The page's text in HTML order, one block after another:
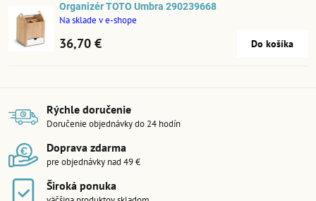
Organizér TOTO Umbra 290239668
Na sklade v e-shope
36,70 € Do košíka
Rýchle doručenie
Doručenie objednávky do 24 hodín
Doprava zdarma
pre objednávky nad 49 €
Široká ponuka